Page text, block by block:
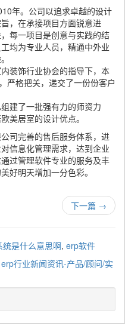
年。公司以追求卓越的设计
，在承接项目方面锐意进
每一项目是创意与实践的结
均为专业人员，精通中外业
装饰行业协会的指导下，本
严格把关，递交了一份份客户
建了一批强有力的师资力
美居室的设计优点。
司完善的售后服务体系，进
信息化管理需求，达到企业
过管理软件专业的服务及丰
好明天增加一分色彩。
下一篇 →
统是什么意思啊, erp软件
erp行业新闻资讯-产品/顾问/实